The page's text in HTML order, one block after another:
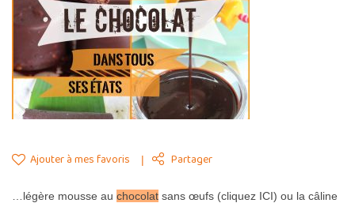
Ajouter à mes favoris Partager
…légère mousse au chocolat sans œufs (cliquez ICI) ou la câline